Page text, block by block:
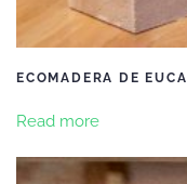
ECOMADERA DE EUCA
Read more